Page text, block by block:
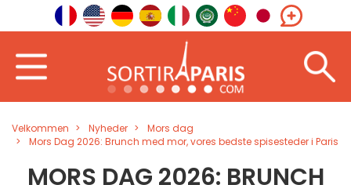
Velkommen Nyheder
Mors dag
Mors Dag 2026: Brunch med mor, vores bedste spisesteder i Paris
MORS DAG 2026: BRUNCH